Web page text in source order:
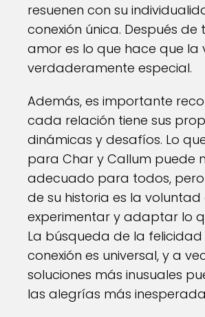
resuenen con su
conexión única. Después de
amor es lo que hace que la
verdaderamente especial.
Además, es importante
cada relación tiene sus
dinámicas y desafíos. Lo
para Char y Callum puede
adecuado para todos, pero
de su historia es la voluntad
experimentar y adaptar lo
La búsqueda de la felicidad
conexión es universal, y a
soluciones más inusuales
las alegrías más